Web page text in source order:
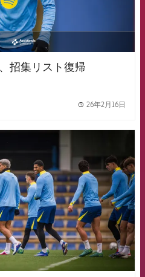
asistencia
招集リスト復帰
26年2月16日